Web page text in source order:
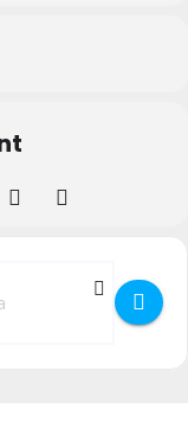
de Teatro - Siete
Address - XII